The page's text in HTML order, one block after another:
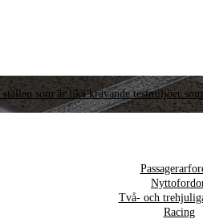
som är lika krävande testmiljöer
Två- och
Racing